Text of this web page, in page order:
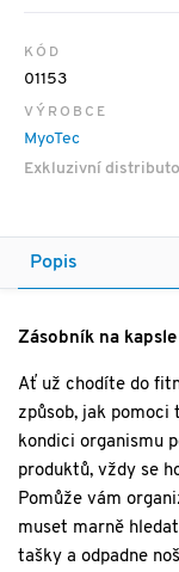
KÓD
01153
VÝROBCE
MyoTec
Exkluzivní
Popis
Zásobník na kapsle
Ať už chodíte do
způsob, jak pomoci
kondici organismu
produktů, vždy se
Pomůže vám
muset marně
tašky a odpadne